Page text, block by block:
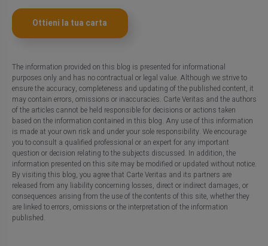
Ottieni la tua carta
The information provided on this blog is presented for informational
purposes only and has no contractual or legal value. Although we strive to
ensure the accuracy, completeness and updating of the published content, it
may contain errors, omissions or inaccuracies. Carte Veritas and the authors
of the articles cannot be held responsible for decisions or actions taken
based on the information contained in this blog. Any use of this information
is made at your own risk and under your sole responsibility. We encourage
you to consult a qualified professional or an expert for any important
question or decision relating to the subjects discussed. In addition, the
information presented on this site may be modified or updated without notice.
By visiting this blog, you agree that Carte Veritas and its partners are
released from any liability concerning losses, direct or indirect damages, or
consequences arising from the use of the contents of this site, whether they
are linked to errors, omissions or the interpretation of the information
published.